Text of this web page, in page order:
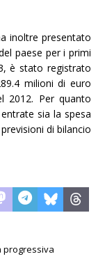
inoltre presentato
paese per i primi
è stato registrato
milioni di euro
2012. Per quanto
sia la spesa
di bilancio
progressiva